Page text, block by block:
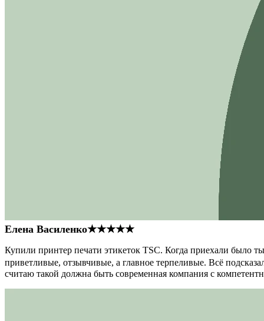
Елена Василенко★★★★★
Купили принтер печати этикеток TSC. Когда приехали было
приветливые, отзывчивые, а главное терпеливые. Всё
считаю такой должна быть современная компания с